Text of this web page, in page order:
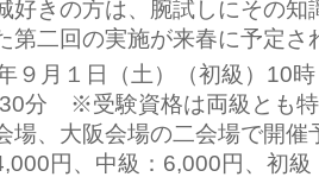
好きの方は、腕試しにその知
第二回の実施が来春に予定さ
９月１日（土）（初級）10
分 ※受験資格は両級とも
、大阪会場の二会場で開催
円、中級：6,000円、初級